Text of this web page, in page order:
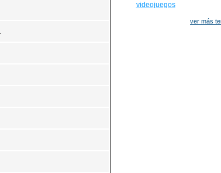
videojuegos
ver más